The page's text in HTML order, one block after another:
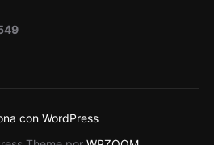
con WordPress